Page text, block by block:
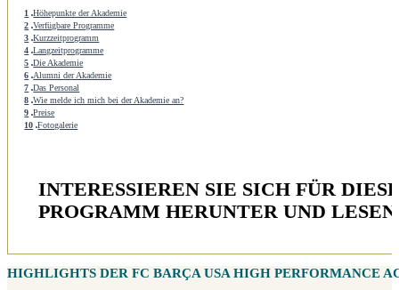
1 Höhepunkte der Akademie
2 Verfügbare Programme
3 Kurzzeitprogramm
4 Langzeitprogramme
5 Die Akademie
6 Alumni der Akademie
7 Das Personal
8 Wie melde ich mich bei der Akademie an?
9 Preise
10 Fotogalerie
INTERESSIEREN SIE SICH FÜR
PROGRAMM HERUNTER UND
HIGHLIGHTS DER FC BARÇA USA HIGH PERFORMANCE